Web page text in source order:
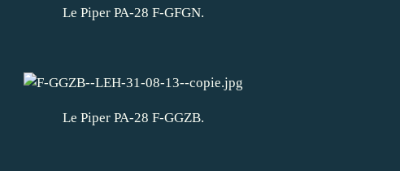
Le Piper PA-28 F-GFGN.
Le Piper PA-28 F-GGZB.